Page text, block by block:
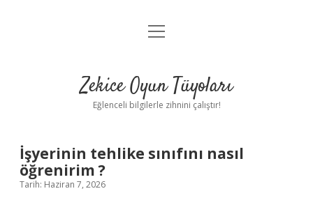
Anasayfa
Yasal Uyarı
menüyü
Zekice Oyun Tüyoları
Eğlenceli bilgilerle zihnini çalıştır!
İşyerinin tehlike sınıfını nasıl
öğrenirim ?
Tarih: Haziran 7, 2026